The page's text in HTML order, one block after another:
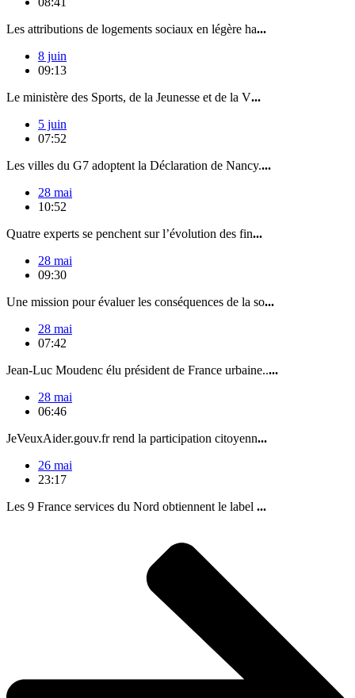
Les attributions de logements sociaux en légère ha...
8 juin
09:13
Le ministère des Sports, de la Jeunesse et de la V...
5 juin
07:52
Les villes du G7 adoptent la Déclaration de Nancy....
28 mai
10:52
Quatre experts se penchent sur l’évolution des fin...
28 mai
09:30
Une mission pour évaluer les conséquences de la so...
28 mai
07:42
Jean-Luc Moudenc élu président de France urbaine.....
28 mai
06:46
JeVeuxAider.gouv.fr rend la participation citoyenn...
26 mai
23:17
Les 9 France services du Nord obtiennent le label ...